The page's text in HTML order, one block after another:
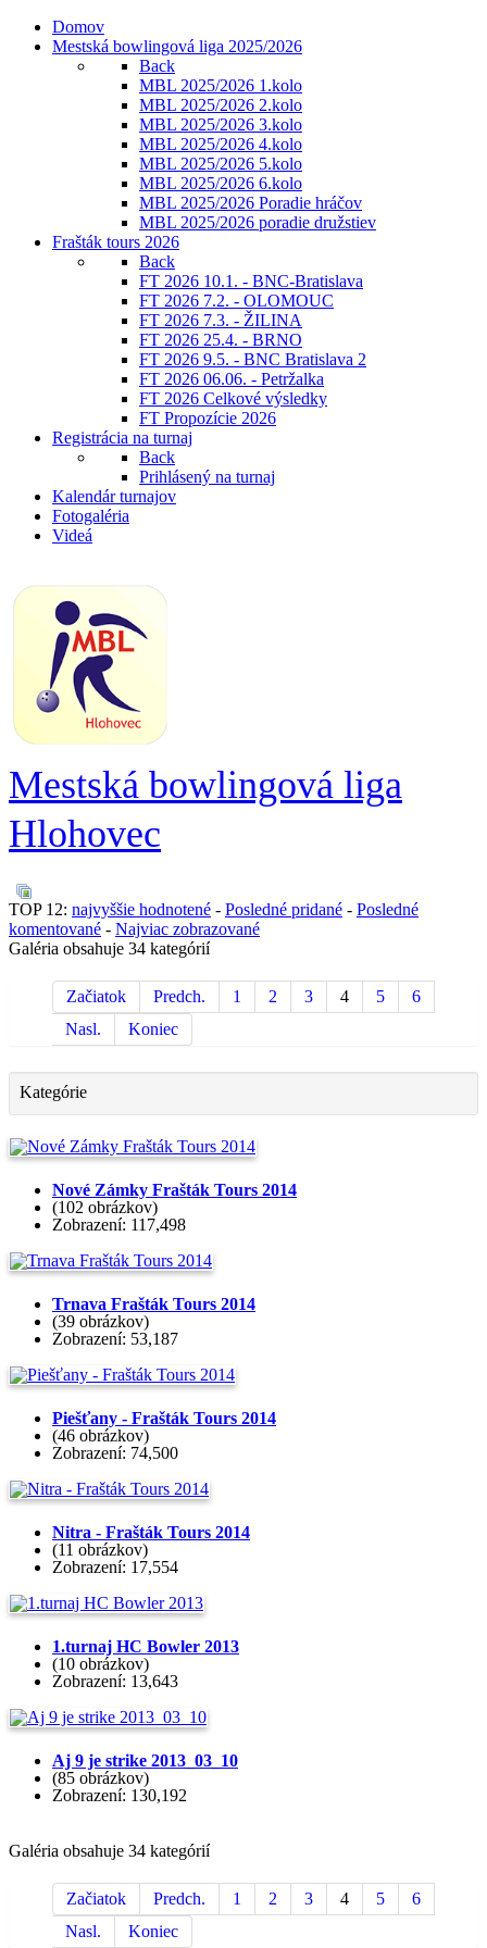
Domov
Mestská bowlingová liga 2025/2026
Back
MBL 2025/2026 1.kolo
MBL 2025/2026 2.kolo
MBL 2025/2026 3.kolo
MBL 2025/2026 4.kolo
MBL 2025/2026 5.kolo
MBL 2025/2026 6.kolo
MBL 2025/2026 Poradie hráčov
MBL 2025/2026 poradie družstiev
Frašták tours 2026
Back
FT 2026 10.1. - BNC-Bratislava
FT 2026 7.2. - OLOMOUC
FT 2026 7.3. - ŽILINA
FT 2026 25.4. - BRNO
FT 2026 9.5. - BNC Bratislava 2
FT 2026 06.06. - Petržalka
FT 2026 Celkové výsledky
FT Propozície 2026
Registrácia na turnaj
Back
Prihlásený na turnaj
Kalendár turnajov
Fotogaléria
Videá
Mestská bowlingová liga
Hlohovec
TOP 12: najvyššie hodnotené - Posledné pridané - Posledné
komentované - Najviac zobrazované
Galéria obsahuje 34 kategórií
Začiatok Predch. 1 2 3 4 5
6
Nasl.
Koniec
Kategórie
Nové Zámky Frašták Tours 2014
(102 obrázkov)
Zobrazení: 117,498
Trnava Frašták Tours 2014
(39 obrázkov)
Zobrazení: 53,187
Piešťany - Frašták Tours 2014
(46 obrázkov)
Zobrazení: 74,500
Nitra - Frašták Tours 2014
(11 obrázkov)
Zobrazení: 17,554
1.turnaj HC Bowler 2013
(10 obrázkov)
Zobrazení: 13,643
Aj 9 je strike 2013_03_10
(85 obrázkov)
Zobrazení: 130,192
Galéria obsahuje 34 kategórií
Začiatok Predch. 1 2 3 4 5
6
Nasl.
Koniec